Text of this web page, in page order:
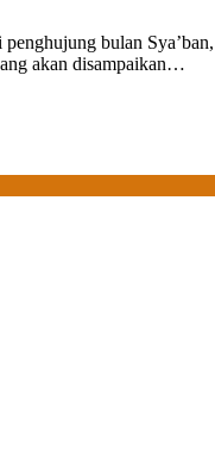
bulan
akan disampaikan…